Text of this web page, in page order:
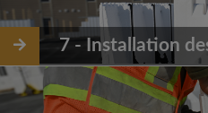
7 - Installation